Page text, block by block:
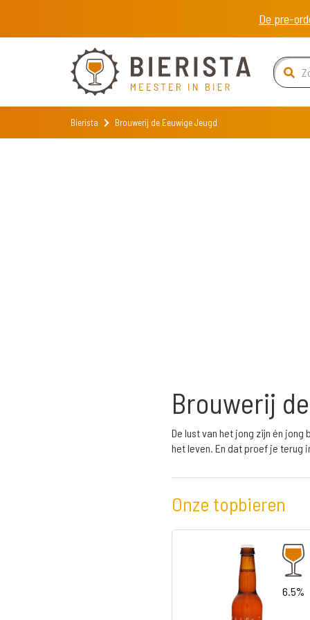
De pre-
Bierista Brouwerij de Eeuwige Jeugd
Brouwerij
De lust van het jong zijn én
het leven. En dat proef je terug
Onze topbieren
6.5%